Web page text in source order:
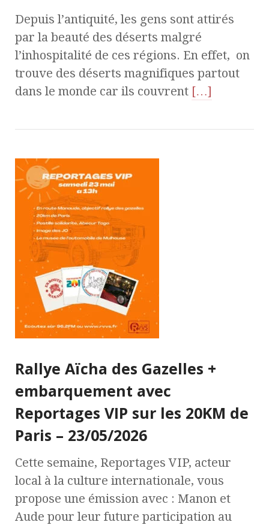
Depuis l’antiquité, les gens sont attirés
par la beauté des déserts malgré
l’inhospitalité de ces régions. En effet, on
trouve des déserts magnifiques partout
dans le monde car ils couvrent […]
Rallye Aïcha des Gazelles +
embarquement avec
Reportages VIP sur les 20KM de
Paris – 23/05/2026
Cette semaine, Reportages VIP, acteur
local à la culture internationale, vous
propose une émission avec : Manon et
Aude pour leur future participation au